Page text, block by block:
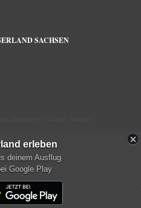
SACHSEN
erleben
deinem Ausflug
Google Play
mehr